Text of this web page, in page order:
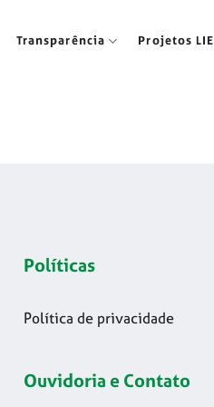
Transparência Projetos LIE
Políticas
Política de privacidade
Ouvidoria e Contato